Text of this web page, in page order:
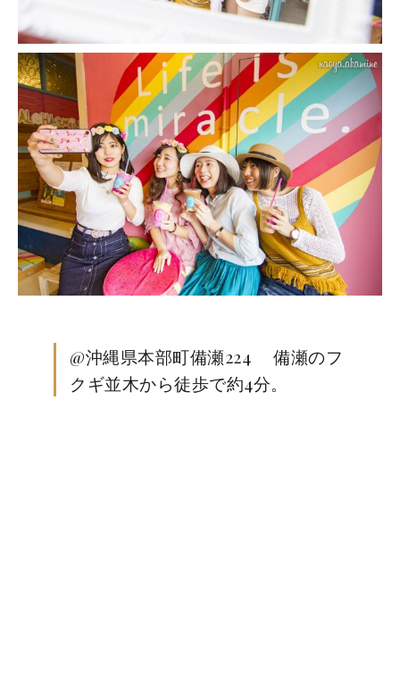
@沖縄県本部町備瀬224 備瀬のフ
クギ並木から徒歩で約4分。